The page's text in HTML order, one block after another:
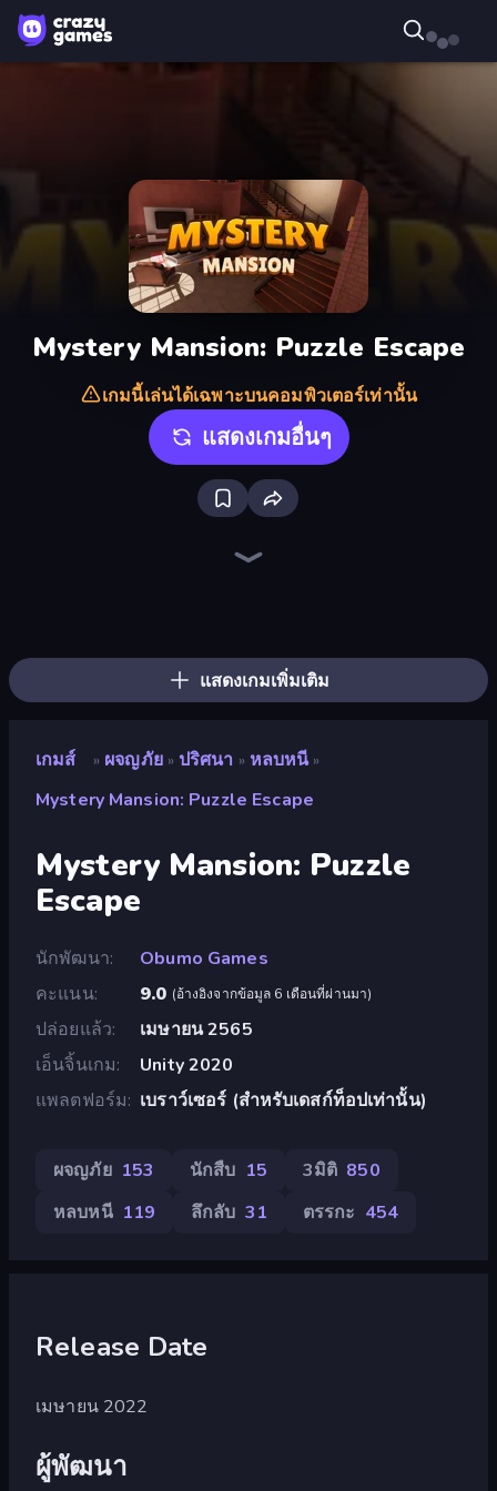
Mystery Mansion: Puzzle Escape
เกมนี้เล่นได้เฉพาะบนคอมพิวเตอร์เท่านั้น
แสดงเกมอื่นๆ
แสดงเกมเพิ่มเติม
เกมส์ » ผจญภัย » ปริศนา » หลบหนี »
Mystery Mansion: Puzzle Escape
Mystery Mansion: Puzzle
Escape
นักพัฒนา
Obumo Games
คะแนน
9.0 (อ้างอิงจากข้อมูล 6 เดือนที่ผ่านมา)
ปล่อยแล้ว
เมษายน 2565
เอ็นจิ้นเกม
Unity 2020
แพลตฟอร์ม
เบราว์เซอร์ (สำหรับเดสก์ท็อปเท่านั้น)
ผจญภัย 153 นักสืบ 15 3มิติ 850
หลบหนี 119 ลึกลับ 31 ตรรกะ 454
Release Date
เมษายน 2022
ผู้พัฒนา